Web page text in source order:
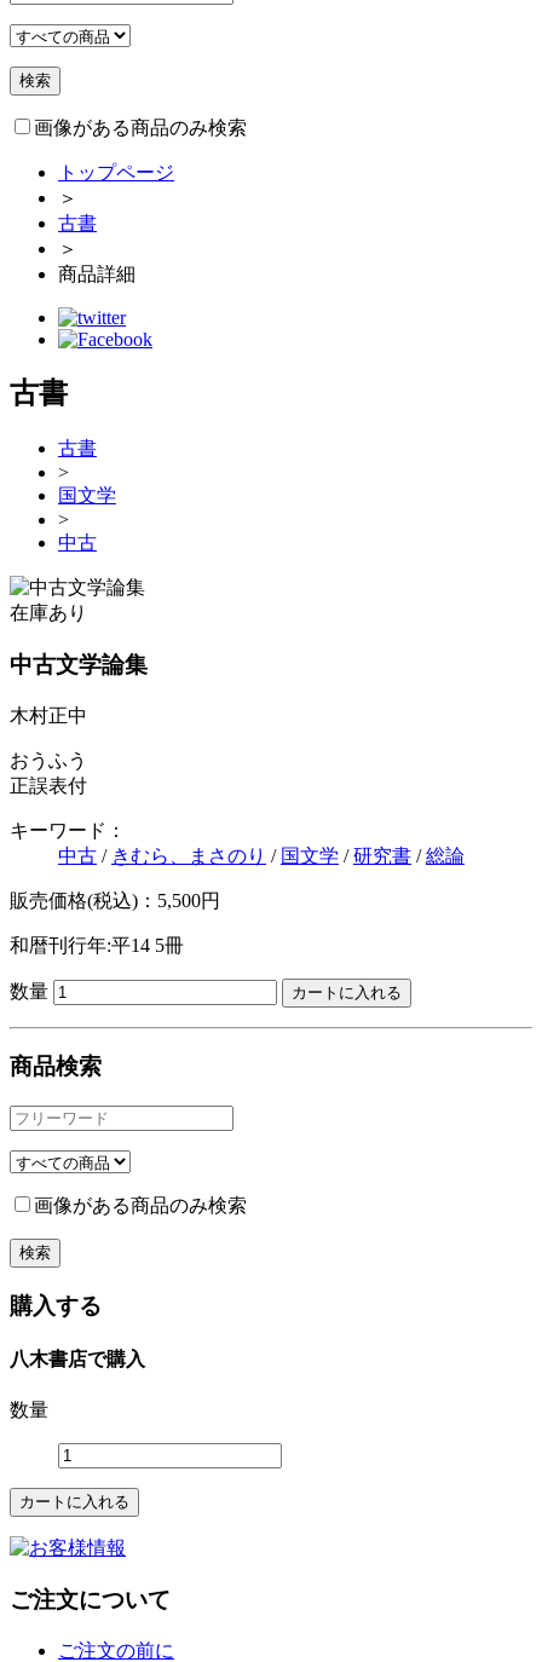
画像がある商品のみ検索
トップページ
＞
古書
＞
商品詳細
古書
古書
>
国文学
>
中古
在庫あり
中古文学論集
木村正中
おうふう
正誤表付
キーワード：
中古 / きむら、まさのり / 国文学 /研究書 /総論
販売価格(税込)：5,500円
和暦刊行年:平14 5冊
数量
商品検索
画像がある商品のみ検索
購入する
八木書店で購入
数量
ご注文について
ご注文の前に